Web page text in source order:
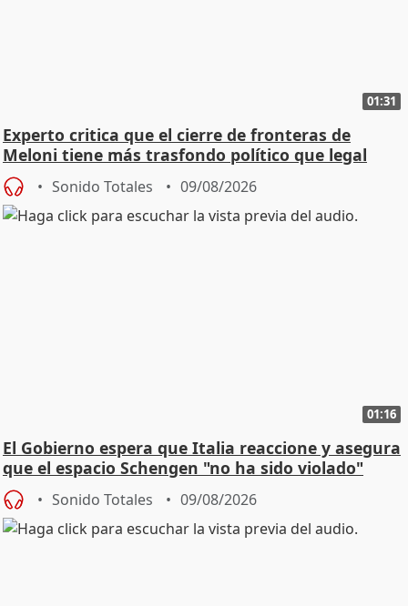
01:31
Experto critica que el cierre de fronteras de
Meloni tiene más trasfondo político que legal
Sonido Totales 09/08/2026
01:16
El Gobierno espera que Italia reaccione y asegura
que el espacio Schengen "no ha sido violado"
Sonido Totales 09/08/2026